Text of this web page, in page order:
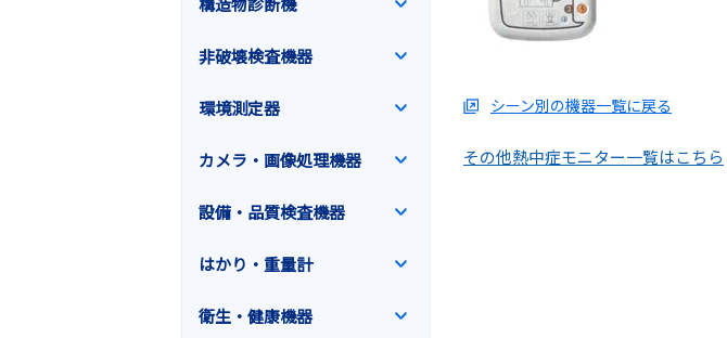
シーン別の機器一覧に戻る
その他熱中症モニター一覧はこちら
非破壊検査機器
環境測定器
カメラ・画像処理機器
設備・品質検査機器
はかり・重量計
衛生・健康機器